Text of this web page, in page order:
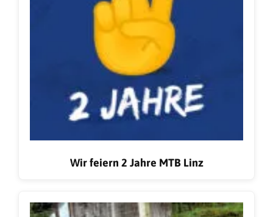
Wir feiern 2 Jahre MTB Linz